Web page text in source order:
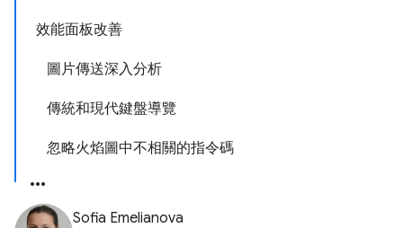
效能面板改善
圖片傳送深入分析
傳統和現代鍵盤導覽
忽略火焰圖中不相關的指令碼
Sofia Emelianova